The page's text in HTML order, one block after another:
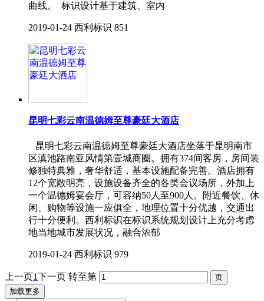
曲线。 标识设计基于建筑、室内
2019-01-24 西利标识 851
昆明七彩云南温德姆至尊豪廷大酒店
昆明七彩云南温德姆至尊豪廷大酒店坐落于昆明南市
区滇池路南亚风情第壹城商圈。拥有374间客房，房间装
修独特典雅，奢华舒适，基本设施配备完善。酒店拥有
12个宽敞明亮，设施设备齐全的各类会议场所，外加上
一个温德姆宴会厅，可容纳50人至900人。附近餐饮、休
闲、购物等设施一应俱全，地理位置十分优越，交通出
行十分便利。西利标识在标识系统规划设计上充分考虑
地当地城市发展状况，融合浓郁
2019-01-24 西利标识 979
上一页1下一页 转至第
加载更多